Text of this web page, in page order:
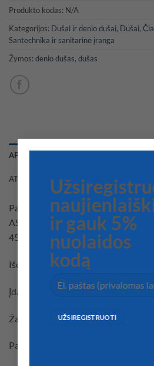
ir gauk 5%
nuolaidos
kodą
Produkto kodas: N/A
Kategorijos: Dušai ir denio dušai, Dušai,
Santechnika ir sanitarinė įranga
Žymos: denio dušas, dušas
APRAŠYMAS
ATSILIEPIMAI (0)
Pagaminta iš chromuoto žalvario,
ASA laikikliu ir baltu PVC vandeniui
45 mm įduba.
Išorinis diametras 84mm
Įdaubos diametras 54mm
Žarna PVC
Papildoma dušo galvutė 15.242.02